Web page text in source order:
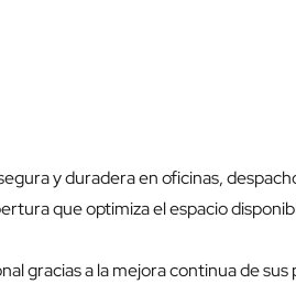
y duradera en oficinas,
que optimiza el espacio
gracias a la mejora continua de sus